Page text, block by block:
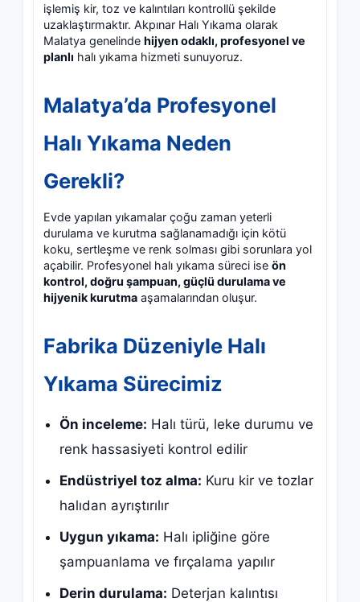
işlemiş kir, toz ve kalıntıları kontrollü şekilde
uzaklaştırmaktır. Akpınar Halı Yıkama olarak
Malatya genelindehijyen odaklı, profesyonel ve
planlı halı yıkama hizmeti sunuyoruz.
Malatya’da Profesyonel
Halı Yıkama Neden
Gerekli?
Evde yapılan yıkamalar çoğu zaman yeterli
durulama ve kurutma sağlanamadığı için kötü
koku, sertleşme ve renk solması gibi sorunlara yol
açabilir. Profesyonel halı yıkama süreci iseön
kontrol, doğru şampuan, güçlü durulama ve
hijyenik kurutma aşamalarından oluşur.
Fabrika Düzeniyle Halı
Yıkama Sürecimiz
Ön inceleme: Halı türü, leke durumu ve
renk hassasiyeti kontrol edilir
Endüstriyel toz alma: Kuru kir ve tozlar
halıdan ayrıştırılır
Uygun yıkama: Halı ipliğine göre
şampuanlama ve fırçalama yapılır
Derin durulama: Deterjan kalıntısı